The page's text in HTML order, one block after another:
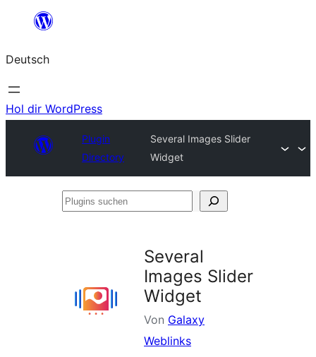
springen
Deutsch
Hol dir WordPress
Plugin
Directory
Several Images Slider
Widget
Plugins
Several
Images Slider
Widget
Von Galaxy
Weblinks